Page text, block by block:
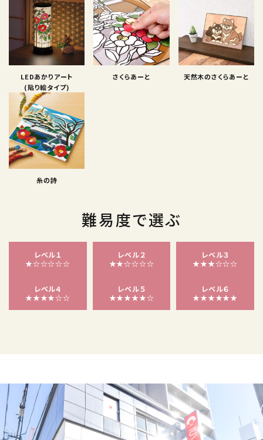
LEDあかりアート
(貼り絵タイプ)
さくらあーと 天然木のさくらあーと
糸の詩
難易度で選ぶ
レベル１
★☆☆☆☆☆
レベル２
★★☆☆☆☆
レベル３
★★★☆☆☆
レベル４
★★★★☆☆
レベル５
★★★★★☆
レベル６
★★★★★★